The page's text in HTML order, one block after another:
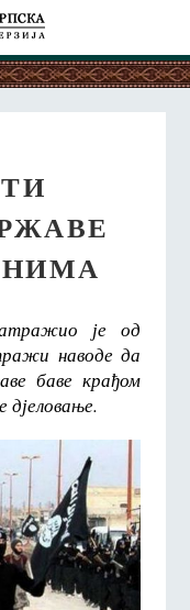
је од
наводе да
баве крађом
дјеловање.